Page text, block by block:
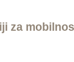
za